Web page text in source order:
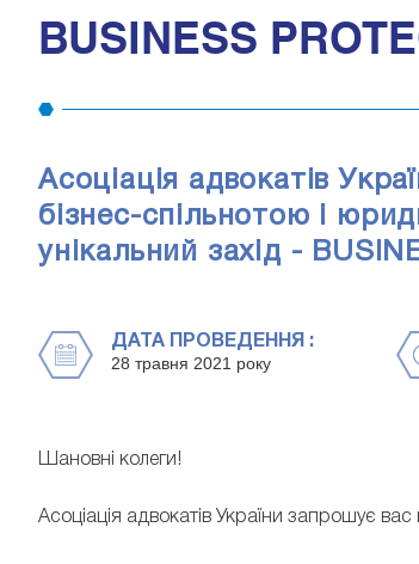
BUSINESS
Асоціація адвокатів
бізнес-спільнотою і
унікальний захід -
ДАТА ПРОВЕДЕННЯ :
28 травня 2021 року
Шановні колеги!
Асоціація адвокатів України запрошує